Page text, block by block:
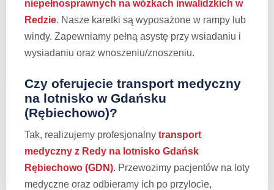
niepełnosprawnych na wózkach inwalidzkich w
Redzie. Nasze karetki są wyposażone w rampy lub
windy. Zapewniamy pełną asystę przy wsiadaniu i
wysiadaniu oraz wnoszeniu/znoszeniu.
Czy oferujecie transport medyczny
na lotnisko w Gdańsku
(Rębiechowo)?
Tak, realizujemy profesjonalny transport
medyczny z Redy na lotnisko Gdańsk
Rębiechowo (GDN). Przewozimy pacjentów na loty
medyczne oraz odbieramy ich po przylocie,